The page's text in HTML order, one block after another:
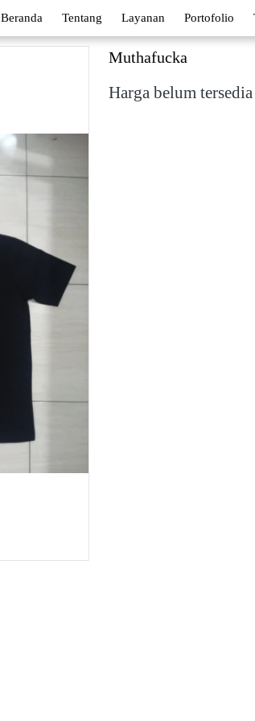
Beranda Tentang Layanan Portofolio
Muthafucka
Harga belum tersedia